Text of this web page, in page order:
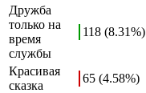
Дружба
только на
время
службы
118 (8.31%)
Красивая
сказка
65 (4.58%)